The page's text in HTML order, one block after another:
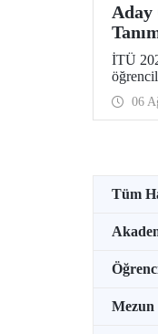
Aday
İTÜ
Günleri
ve
06
Tüm
Mezun